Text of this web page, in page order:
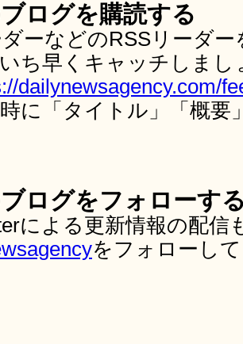
ログを購読する
ーなどのRSSリーダ
ち早くキャッチしま
dailynewsagency.com/
に「タイトル」「概要
ログをフォローす
による更新情報の配
をフォローし